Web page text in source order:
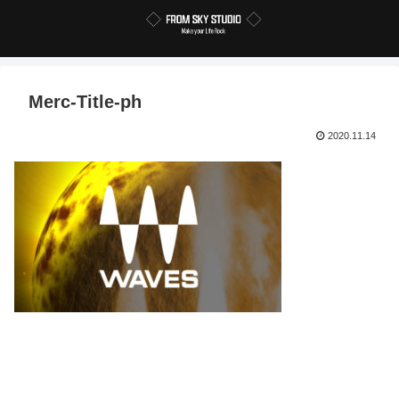
Merc-Title-ph
2020.11.14